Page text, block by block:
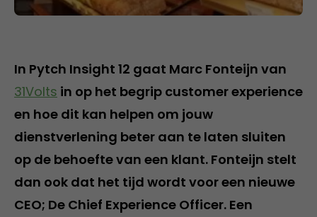
In Pytch Insight 12 gaat Marc Fonteijn van
31Volts in op het begrip customer experience
en hoe dit kan helpen om jouw
dienstverlening beter aan te laten sluiten
op de behoefte van een klant. Fonteijn stelt
dan ook dat het tijd wordt voor een nieuwe
CEO; De Chief Experience Officer. Een